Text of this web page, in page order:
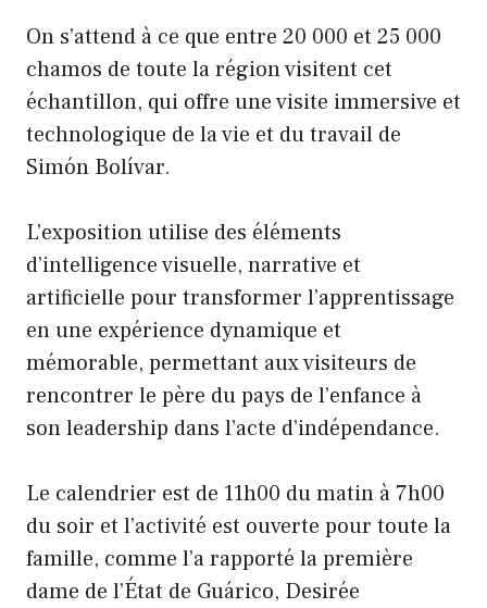
On s’attend à ce que entre 20 000 et 25 000
chamos de toute la région visitent cet
échantillon, qui offre une visite immersive et
technologique de la vie et du travail de
Simón Bolívar.
L’exposition utilise des éléments
d’intelligence visuelle, narrative et
artificielle pour transformer l’apprentissage
en une expérience dynamique et
mémorable, permettant aux visiteurs de
rencontrer le père du pays de l’enfance à
son leadership dans l’acte d’indépendance.
Le calendrier est de 11h00 du matin à 7h00
du soir et l’activité est ouverte pour toute la
famille, comme l’a rapporté la première
dame de l’État de Guárico, Desirée